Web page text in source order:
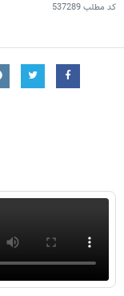
کد مطلب537289